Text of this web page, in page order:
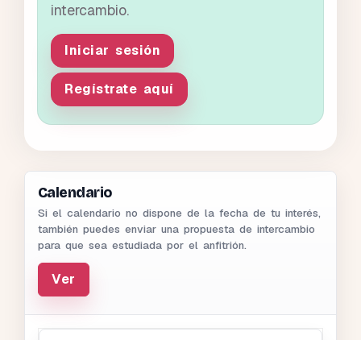
intercambio.
Iniciar sesión
Regístrate aquí
Calendario
Si el calendario no dispone de la fecha de tu interés,
también puedes enviar una propuesta de intercambio
para que sea estudiada por el anfitrión.
Ver